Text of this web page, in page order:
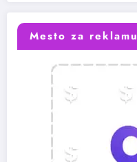
Mesto za reklamu